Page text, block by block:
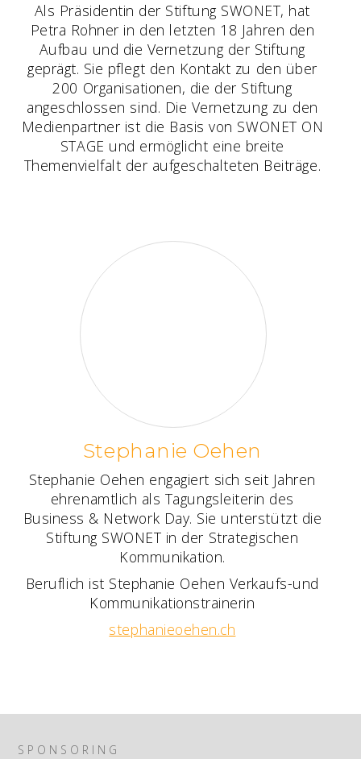
Als Präsidentin der Stiftung SWONET, hat
Petra Rohner in den letzten 18 Jahren den
Aufbau und die Vernetzung der Stiftung
geprägt. Sie pflegt den Kontakt zu den über
200 Organisationen, die der Stiftung
angeschlossen sind. Die Vernetzung zu den
Medienpartner ist die Basis von SWONET ON
STAGE und ermöglicht eine breite
Themenvielfalt der aufgeschalteten Beiträge.
Stephanie Oehen
Stephanie Oehen engagiert sich seit Jahren
ehrenamtlich als Tagungsleiterin des
Business & Network Day. Sie unterstützt die
Stiftung SWONET in der Strategischen
Kommunikation.
Beruflich ist Stephanie Oehen Verkaufs-und
Kommunikationstrainerin
stephanieoehen.ch
SPONSORING